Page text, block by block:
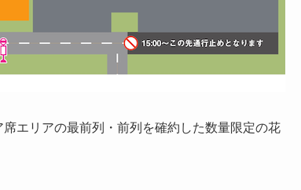
エリアの最前列・前列を確約した数量限定の花